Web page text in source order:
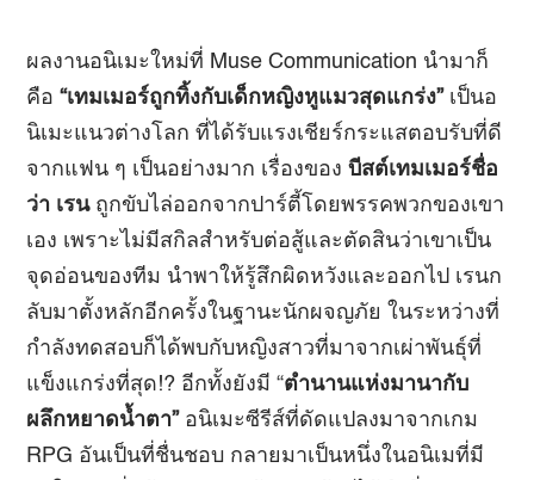
ผลงานอนิเมะใหม่ที่ Muse Communication นำมาก็
คือ“เทมเมอร์ถูกทิ้งกับเด็กหญิงหูแมวสุดแกร่ง” เป็นอ
นิเมะแนวต่างโลก ที่ได้รับแรงเชียร์กระแสตอบรับที่ดี
จากแฟน ๆ เป็นอย่างมาก เรื่องของบีสต์เทมเมอร์ชื่อ
ว่า เรน ถูกขับไล่ออกจากปาร์ตี้โดยพรรคพวกของเขา
เอง เพราะไม่มีสกิลสำหรับต่อสู้และตัดสินว่าเขาเป็น
จุดอ่อนของทีม นำพาให้รู้สึกผิดหวังและออกไป เรนก
ลับมาตั้งหลักอีกครั้งในฐานะนักผจญภัย ในระหว่างที่
กำลังทดสอบก็ได้พบกับหญิงสาวที่มาจากเผ่าพันธุ์ที่
แข็งแกร่งที่สุด!? อีกทั้งยังมี “ตำนานแห่งมานากับ
ผลึกหยาดน้ำตา” อนิเมะซีรีส์ที่ดัดแปลงมาจากเกม
RPG อันเป็นที่ชื่นชอบ กลายมาเป็นหนึ่งในอนิเมที่มี